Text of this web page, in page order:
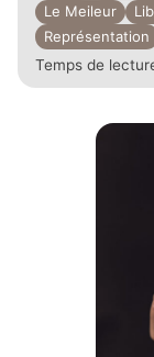
Le Meileur
Représentation
Temps de